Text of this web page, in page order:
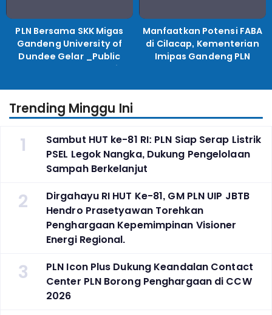
PLN Bersama SKK Migas
Gandeng University of
Dundee Gelar _Public
Lecture_, Kolaborasi
Manfaatkan Potensi FABA
di Cilacap, Kementerian
Imipas Gandeng PLN
Trending Minggu Ini
1
Sambut HUT ke-81 RI: PLN Siap Serap Listrik
PSEL Legok Nangka, Dukung Pengelolaan
Sampah Berkelanjut
2
Dirgahayu RI HUT Ke-81, GM PLN UIP JBTB
Hendro Prasetyawan Torehkan
Penghargaan Kepemimpinan Visioner
Energi Regional.
3
PLN Icon Plus Dukung Keandalan Contact
Center PLN Borong Penghargaan di CCW
2026